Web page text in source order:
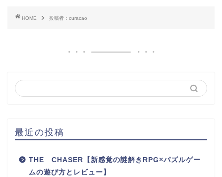
HOME 投稿者：curacao
最近の投稿
THE CHASER【新感覚の謎解きRPG×パズルゲー
ムの遊び方とレビュー】